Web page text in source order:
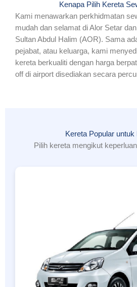
Kenapa Pilih Kereta
Kami menawarkan perkhidmatan
mudah dan selamat di Alor Setar
Sultan Abdul Halim (AOR). Sama
pejabat, atau keluarga, kami
kereta berkualiti dengan harga
off di airport disediakan secara
Kereta Popular untuk
Pilih kereta mengikut